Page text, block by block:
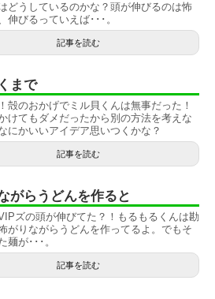
どうしているのかな？頭が伸びるのは怖
伸びるっていえば･･･。
記事を読む
まで
殻のおかげでミル貝くんは無事だった！
けてもダメだったから別の方法を考えな
にかいいアイデア思いつくかな？
記事を読む
がらうどんを作ると
ズの頭が伸びてた？！もるもるくんは勘
がりながらうどんを作ってるよ。でもそ
麺が･･･。
記事を読む